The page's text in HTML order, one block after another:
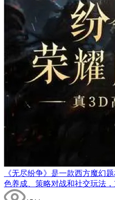
《无尽纷争》是一款西方魔幻
色养成、策略对战和社交玩法